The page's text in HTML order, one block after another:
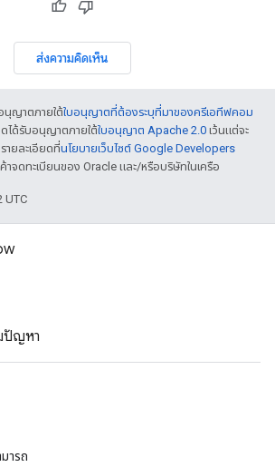
ส่งความคิดเห็น
นุญาตภายใต้ใบอนุญาตที่ต้องระบุที่มาของครีเอทีฟคอม
ได้รับอนุญาตภายใต้ใบอนุญาต Apache 2.0 เว้นแต่จะ
ายละเอียดที่นโยบายเว็บไซต์ Google Developers
าจดทะเบียนของ Oracle และ/หรือบริษัทในเครือ
UTC
ปัญหา
ารถ